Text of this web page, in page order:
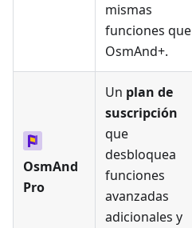
mismas
funciones que
OsmAnd+.
OsmAnd
Pro
Un plan de
suscripción
que
desbloquea
funciones
avanzadas
adicionales y